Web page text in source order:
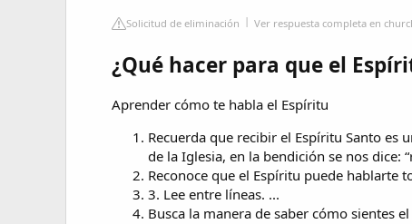
Solicitud de eliminación Ver respuesta completa en
¿Qué hacer para que el
Aprender cómo te habla el Espíritu
Recuerda que recibir el Espíritu Santo es
de la Iglesia, en la bendición se nos dice:
Reconoce que el Espíritu puede hablarte
3. Lee entre líneas. ...
Busca la manera de saber cómo sientes